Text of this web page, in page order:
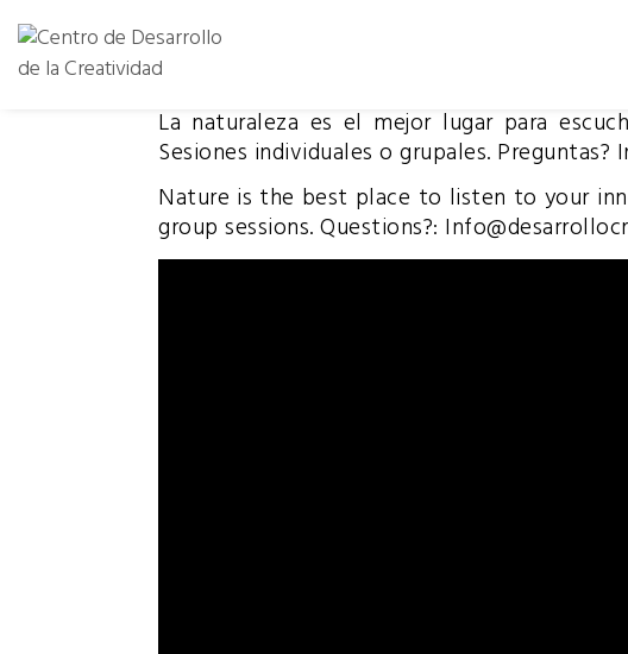
content
Desarrollo
de la
Creatividad
La naturaleza es el mejor lugar para
Sesiones individuales o grupales.
Nature is the best place to listen to your
group sessions. Questions?: